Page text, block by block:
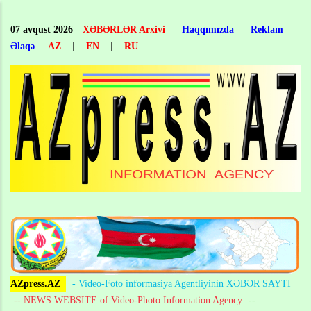
main
content
07 avqust 2026 XƏBƏRLƏR Arxivi Haqqımızda
Reklam
Əlaqə
AZ | EN | RU
AZpress.AZ
- Video-Foto informasiya Agentliyinin XƏBƏR SAYTI
-- NEWS WEBSITE of Video-Photo Information Agency --